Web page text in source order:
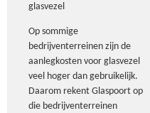
glasvezel
Op sommige
bedrijventerreinen zijn de
aanlegkosten voor glasvezel
veel hoger dan gebruikelijk.
Daarom rekent Glaspoort op
die bedrijventerreinen